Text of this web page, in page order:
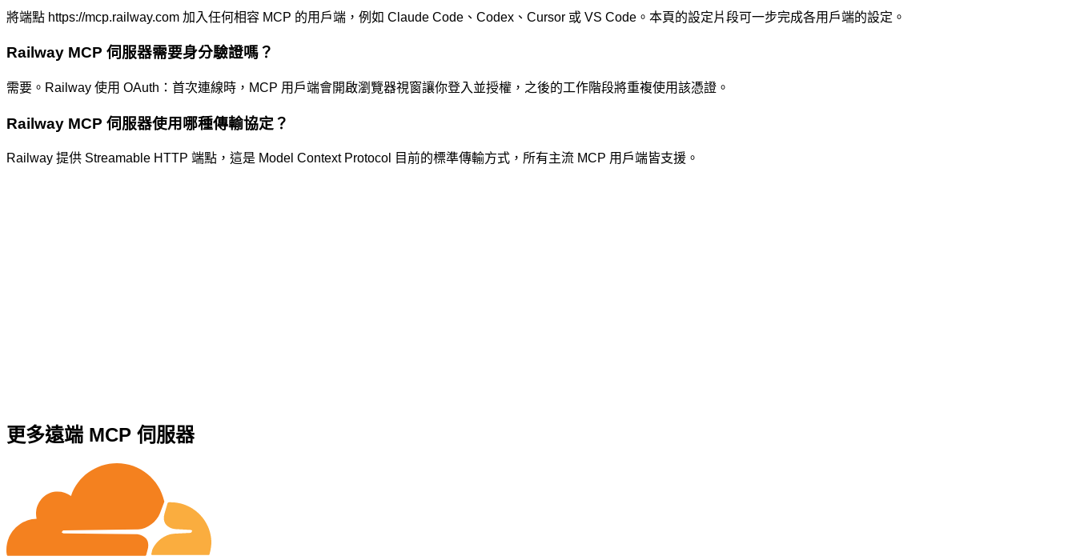
將端點 https://mcp.railway.com 加入任何相容 MCP 的用戶端，例如 Claude Code、Codex、Cursor 或 VS Code。本頁的設定片段可一步完成各用戶端的設定。
Railway MCP 伺服器需要身分驗證嗎？
需要。Railway 使用 OAuth：首次連線時，MCP 用戶端會開啟瀏覽器視窗讓你登入並授權，之後的工作階段將重複使用該憑證。
Railway MCP 伺服器使用哪種傳輸協定？
Railway 提供 Streamable HTTP 端點，這是 Model Context Protocol 目前的標準傳輸方式，所有主流 MCP 用戶端皆支援。
更多遠端 MCP 伺服器